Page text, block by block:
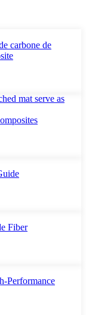
carbone de
Fiber
Performance